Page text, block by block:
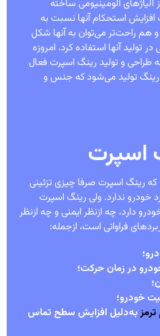
آلومینیومی ساخته
استحکام آنها نسبت به
هم راحت‌تر می‌توان به آنها شکل
تولید آنها استفاده کرد. امروزه
طراحی و تولید رینگ اسپرت فعال
رینگ تولید می‌شود که جنس و
اسپرت
که رینگ اسپرت صرفا چیزی تزئینی
خودرو ندارد. ولی رینگ اسپرت
دارد، چه ازنظر ایمنی و چه ازنظر
فراوانی است، ازجمله:
در زمان حرکت؛
خودرو؛
به‌دلیل افزایش سطح تماس